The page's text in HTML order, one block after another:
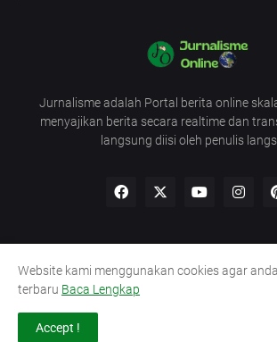
Jurnalisme adalah Portal berita online
menyajikan berita secara realtime dan
langsung diisi oleh penulis
Redaksi UU Pers Pedoman
Lowongan Wartawan
Website kami menggunakan cookies agar
terbaru Baca Lengkap
Accept !